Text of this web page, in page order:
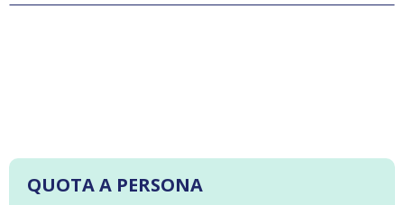
QUOTA A PERSONA